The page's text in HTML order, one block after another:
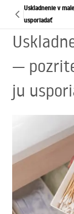
Uskladnenie v
usporiadať
—
ju